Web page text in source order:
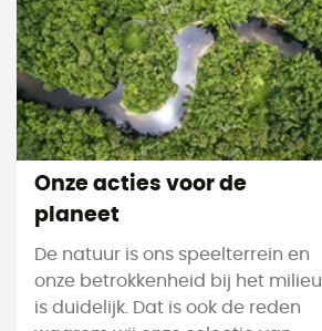
Onze acties voor de
planeet
De natuur is ons speelterrein en
onze betrokkenheid bij het milieu
is duidelijk. Dat is ook de reden